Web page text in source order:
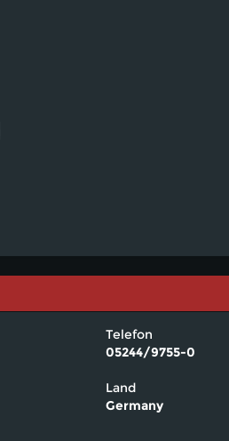
Telefon
05244/9755-0
Land
Germany